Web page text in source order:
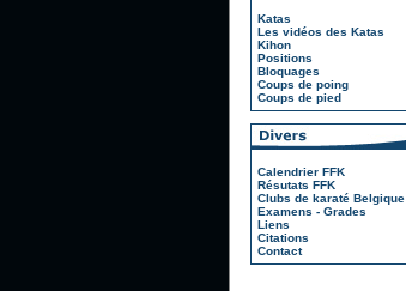
Katas
Les vidéos des Katas
Kihon
Positions
Bloquages
Coups de poing
Coups de pied
Calendrier FFK
Résutats FFK
Clubs de karaté Belgique
Examens - Grades
Liens
Citations
Contact